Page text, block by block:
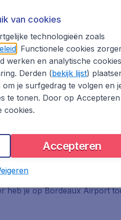
stad Bordeaux heeft
die ernaar vernoemd is en
klaar:
Er zijn 2
service en wijn. Verder
heb je op Bordeaux Airport
van cookies
technologieën zoals
. Functionele cookies
werken en analytische cookies
Derden (bekijk lijst)
je surfgedrag te volgen en
te tonen. Door op
cookies.
Accepteren